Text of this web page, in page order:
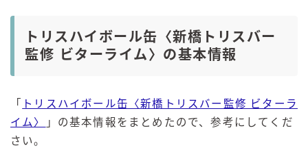
トリスハイボール缶〈新橋トリスバー
監修 ビターライム〉の基本情報
「
トリスハイボール缶〈新橋トリスバー監修 ビターラ
イム〉
」の基本情報をまとめたので、参考にしてくだ
さい。